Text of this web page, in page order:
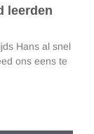
leerden
Hans al snel
ons eens te